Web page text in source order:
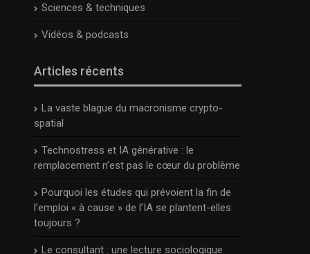
Sciences & techniques
Vidéos & podcasts
Articles récents
La vaste blague du macronisme crypto-
spatial
Technostress et IA générative : le
remplacement n’est pas le cœur du problème
Pourquoi les études qui prévoient la fin de
l’emploi « à cause » de l’IA se plantent-elles
toujours ?
Le consultant : une lecture sociologique